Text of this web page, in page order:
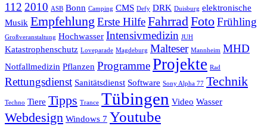
112 2010 ASB Bonn Camping CMS Defy DRK Duisburg elektronische
Musik Empfehlung Erste HilfeFahrradFotoFrühling
Großveranstaltung Hochwasser Intensivmedizin JUH
Katastrophenschutz Loveparade Magdeburg Malteser Mannheim MHD
Notfallmedizin Pflanzen ProgrammeProjekte Rad
Rettungsdienst Sanitätsdienst Software Sony Alpha 77 Technik
Techno Tiere Tipps Trance Tübingen Video Wasser
Webdesign Windows 7 Youtube